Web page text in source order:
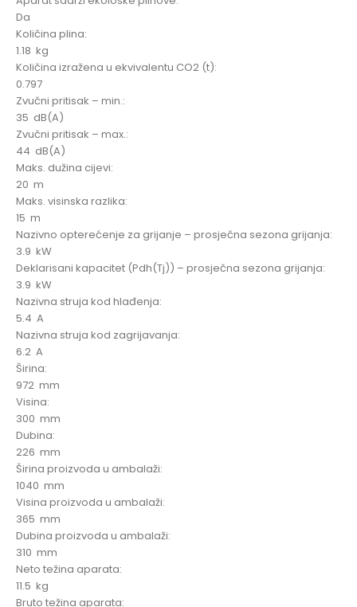
Da
Količina plina:
1.18 kg
Količina izražena u ekvivalentu CO2 (t):
0.797
Zvučni pritisak – min.:
35 dB(A)
Zvučni pritisak – max.:
44 dB(A)
Maks. dužina cijevi:
20 m
Maks. visinska razlika:
15 m
Nazivno opterećenje za grijanje – prosječna sezona grijanja:
3.9 kW
Deklarisani kapacitet (Pdh(Tj)) – prosječna sezona grijanja:
3.9 kW
Nazivna struja kod hlađenja:
5.4 A
Nazivna struja kod zagrijavanja:
6.2 A
Širina:
972 mm
Visina:
300 mm
Dubina:
226 mm
Širina proizvoda u ambalaži:
1040 mm
Visina proizvoda u ambalaži:
365 mm
Dubina proizvoda u ambalaži:
310 mm
Neto težina aparata:
11.5 kg
Bruto težina aparata: